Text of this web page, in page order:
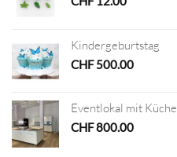
Kindergeburtstag
CHF500.00
Eventlokal mit Küche
CHF800.00